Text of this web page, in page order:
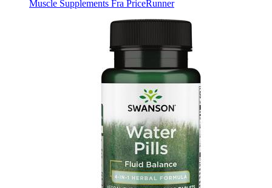
Muscle Supplements Fra PriceRunner